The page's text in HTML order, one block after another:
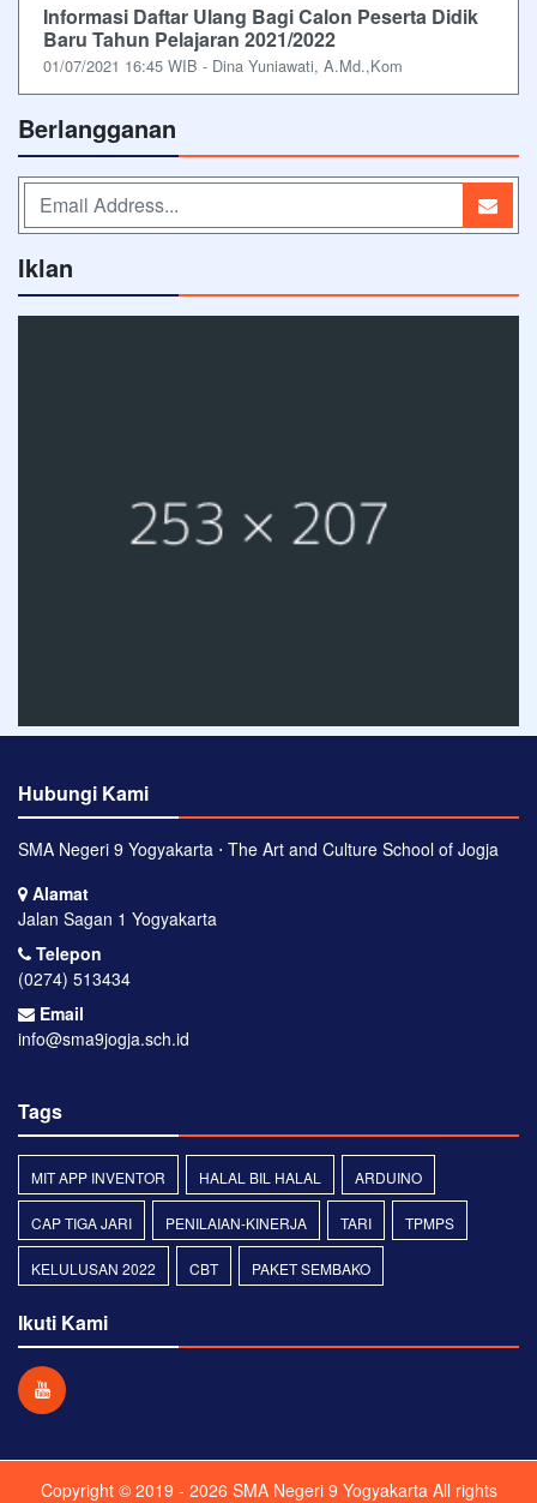
Informasi Daftar Ulang Bagi Calon Peserta Didik
Baru Tahun Pelajaran 2021/2022
01/07/2021 16:45 WIB - Dina Yuniawati, A.Md.,Kom
Berlangganan
Iklan
Hubungi Kami
SMA Negeri 9 Yogyakarta ⋅ The Art and Culture School of Jogja
Alamat
Jalan Sagan 1 Yogyakarta
Telepon
(0274) 513434
Email
info@sma9jogja.sch.id
Tags
MIT APP INVENTOR HALAL BIL HALAL ARDUINO
CAP TIGA JARI PENILAIAN-KINERJA TARI TPMPS
KELULUSAN 2022 CBT PAKET SEMBAKO
Ikuti Kami
Copyright © 2019 - 2026 SMA Negeri 9 Yogyakarta All rights